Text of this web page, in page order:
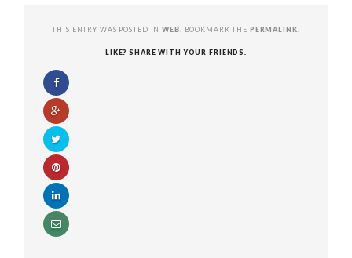
THIS ENTRY WAS POSTED INWEB . BOOKMARK THE PERMALINK
LIKE? SHARE WITH YOUR FRIENDS.